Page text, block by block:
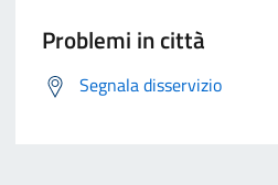
Problemi in città
Segnala disservizio